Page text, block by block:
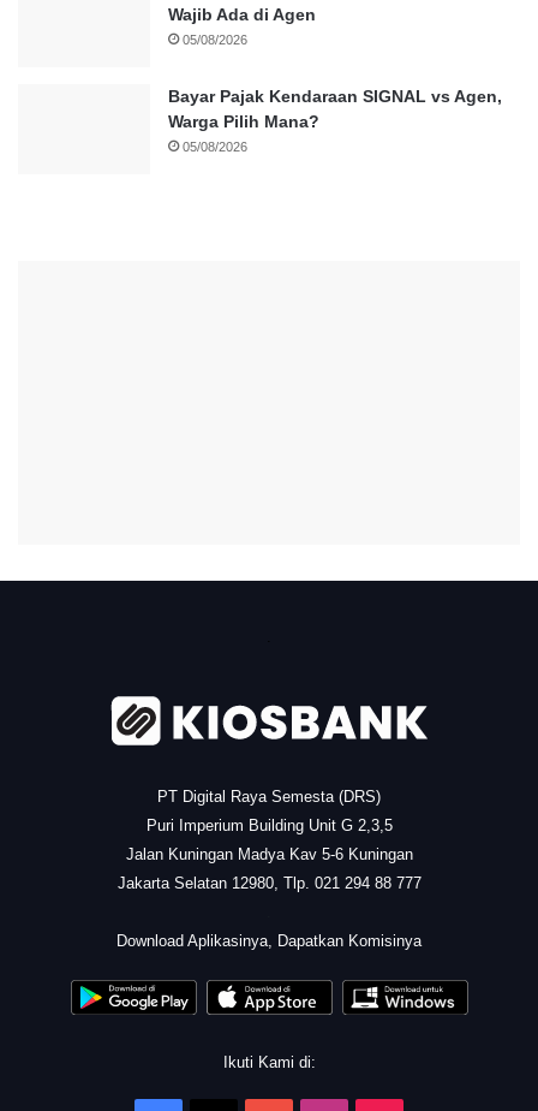
Wajib Ada di Agen
05/08/2026
Bayar Pajak Kendaraan SIGNAL vs Agen,
Warga Pilih Mana?
05/08/2026
PT Digital Raya Semesta (DRS)
Puri Imperium Building Unit G 2,3,5
Jalan Kuningan Madya Kav 5-6 Kuningan
Jakarta Selatan 12980, Tlp. 021 294 88 777
Download Aplikasinya, Dapatkan Komisinya
Ikuti Kami di: